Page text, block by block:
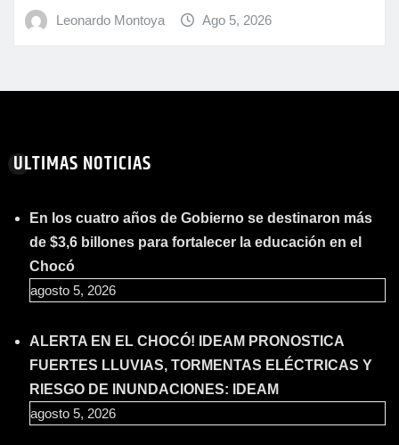
Leonardo Montoya Ago 5, 2026
ULTIMAS NOTICIAS
En los cuatro años de Gobierno se destinaron más
de $3,6 billones para fortalecer la educación en el
Chocó
agosto 5, 2026
ALERTA EN EL CHOCÓ! IDEAM PRONOSTICA
FUERTES LLUVIAS, TORMENTAS ELÉCTRICAS Y
RIESGO DE INUNDACIONES: IDEAM
agosto 5, 2026